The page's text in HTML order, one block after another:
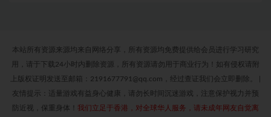
本站所有资源来源均来自网络分享，所有资源均免费提供给会员进行学习研究
用，请于下载24小时内删除资源，所有资源请勿用于商业行为！如有侵权请附
上版权证明发送至邮箱：2191677791@qq.com，经过查证我们会立即删除。
友情提示：适量游戏有益身心健康，请勿长时间沉迷游戏，注意保护视力并预
防近视，保重身体！ 我们立足于香港，对全球华人服务，请未成年网友自觉离